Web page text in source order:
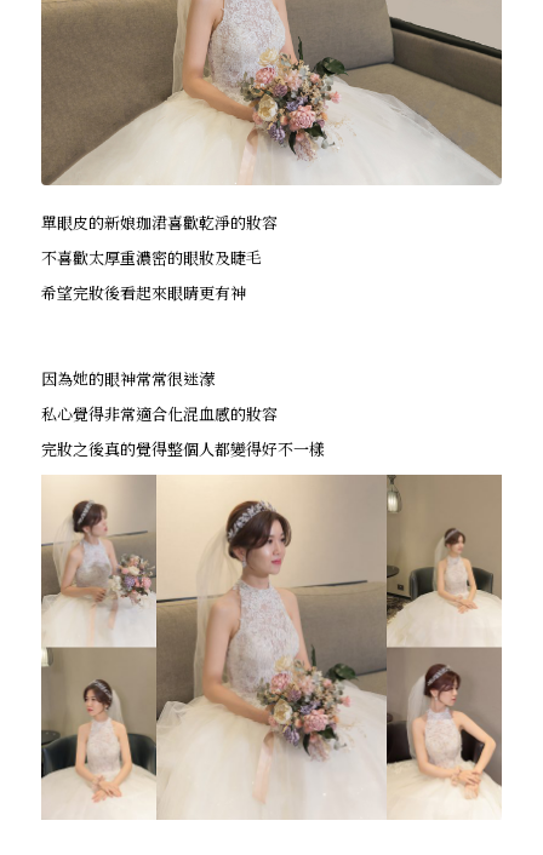
單眼皮的新娘珈涒喜歡乾淨的妝容
不喜歡太厚重濃密的眼妝及睫毛
希望完妝後看起來眼睛更有神
因為她的眼神常常很迷濛
私心覺得非常適合化混血感的妝容
完妝之後真的覺得整個人都變得好不一樣